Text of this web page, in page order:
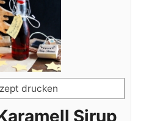
drucken
Sirup